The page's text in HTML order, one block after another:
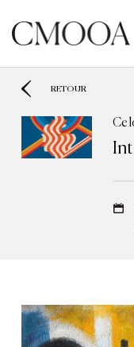
contenu
principal
RETOUR
Ce